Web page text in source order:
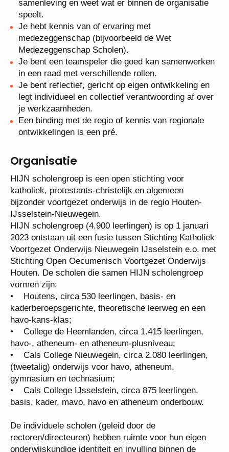
samenleving en weet wat er binnen de organisatie
speelt.
Je hebt kennis van of ervaring met
medezeggenschap (bijvoorbeeld de Wet
Medezeggenschap Scholen).
Je bent een teamspeler die goed kan
samenwerken in een raad met verschillende
rollen.
Je bent reflectief, gericht op eigen ontwikkeling en
legt individueel en collectief verantwoording af
over je werkzaamheden.
Een binding met de regio of kennis van regionale
Organisatie
HIJN scholengroep is een open stichting voor
katholiek, protestants-christelijk en algemeen
bijzonder voortgezet onderwijs in de regio Houten-
IJsselstein-Nieuwegein.
HIJN scholengroep (4.900 leerlingen) is op 1 januari
2023 ontstaan uit een fusie tussen Stichting
Katholiek Voortgezet Onderwijs Nieuwegein
IJsselstein e.o. met Stichting Open Oecumenisch
Voortgezet Onderwijs Houten. De scholen die
samen HIJN scholengroep vormen zijn:
• Houtens, circa 530 leerlingen, basis- en
kaderberoepsgerichte, theoretische leerweg en een
havo-kans-klas;
• College de Heemlanden, circa 1.415 leerlingen,
havo-, atheneum- en atheneum-plusniveau;
• Cals College Nieuwegein, circa 2.080 leerlingen,
(tweetalig) onderwijs voor havo, atheneum,
gymnasium en technasium;
• Cals College IJsselstein, circa 875 leerlingen,
De individuele scholen (geleid door de
rectoren/directeuren) hebben ruimte voor hun eigen